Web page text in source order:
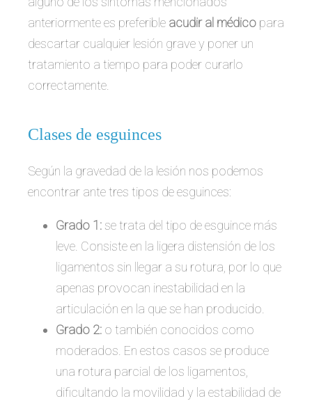
anteriormente es preferible acudir al médico para
descartar cualquier lesión grave y poner un
tratamiento a tiempo para poder curarlo
correctamente.
Clases de esguinces
Según la gravedad de la lesión nos podemos
encontrar ante tres tipos de esguinces:
Grado 1: se trata del tipo de esguince más
leve. Consiste en la ligera distensión de los
ligamentos sin llegar a su rotura, por lo que
apenas provocan inestabilidad en la
articulación en la que se han producido.
Grado 2: o también conocidos como
moderados. En estos casos se produce
una rotura parcial de los ligamentos,
dificultando la movilidad y la estabilidad de